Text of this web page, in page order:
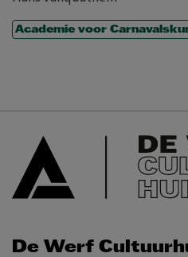
Academie voor
De Werf